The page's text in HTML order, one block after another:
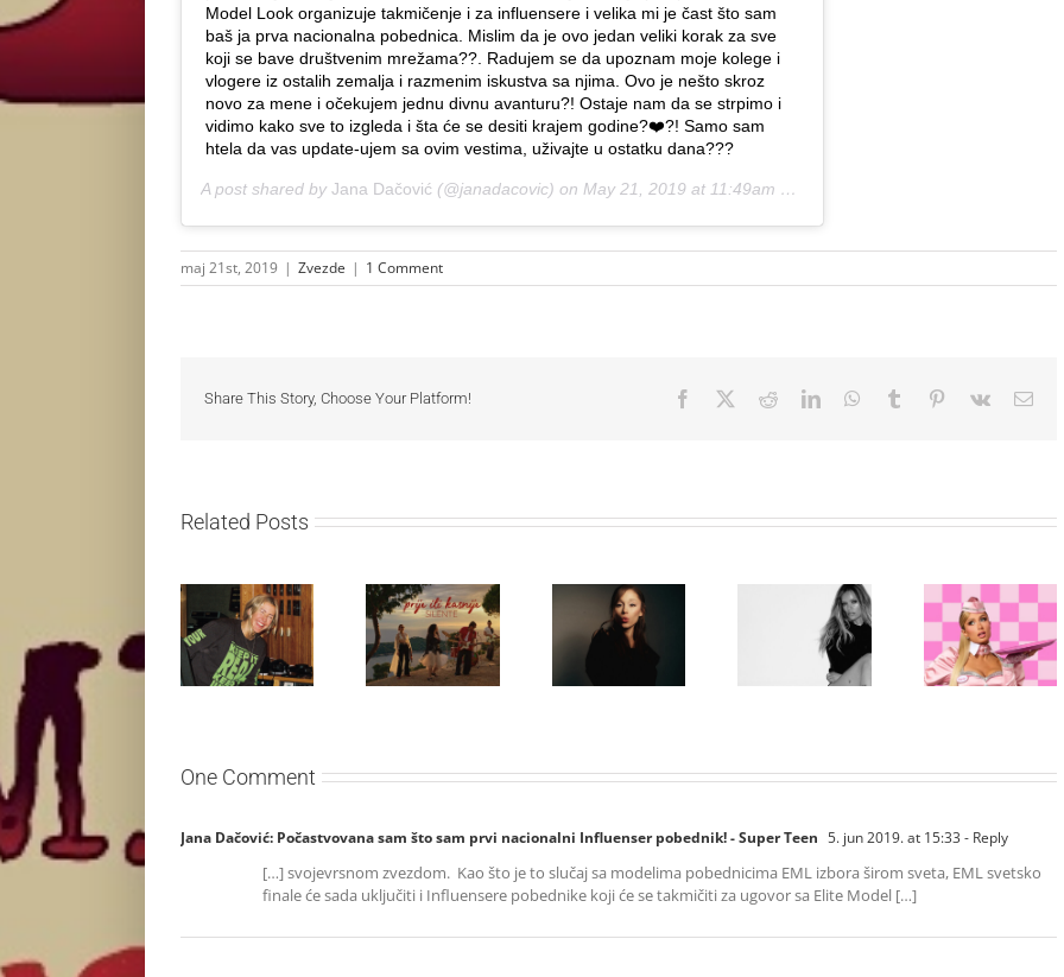
Model Look organizuje takmičenje i za influensere i velika mi je čast što sam
baš ja prva nacionalna pobednica. Mislim da je ovo jedan veliki korak za sve
koji se bave društvenim mrežama??. Radujem se da upoznam moje kolege i
vlogere iz ostalih zemalja i razmenim iskustva sa njima. Ovo je nešto skroz
novo za mene i očekujem jednu divnu avanturu?! Ostaje nam da se strpimo i
vidimo kako sve to izgleda i šta će se desiti krajem godine?❤️?! Samo sam
htela da vas update-ujem sa ovim vestima, uživajte u ostatku dana???
A post shared by Jana Dačović (@janadacovic) on May 21, 2019 at 11:49am PDT
maj 21st, 2019 | Zvezde | 1 Comment
Share This Story, Choose Your Platform! Facebook RedditLinkedInWhatsApp
Tumblr Pinterest
Vk
Related Posts
Ellie Goulding
otkriva nežniju
stranu novim
Silente
objavio novi
Ariana Grande
objavila singl
„Matadora“ i
najavila novi
album „No Me
avgusta
Paris Hilton
ponovo u ulozi
„Gloss Boss“
u kampanji
NYX
Volume 2
One Comment
Jana Dačović: Počastvovana sam što sam prvi nacionalni Influenser pobednik! - Super Teen 5. jun 2019. at 15:33- Reply
[…] svojevrsnom zvezdom. Kao što je to slučaj sa modelima pobednicima EML izbora širom sveta, EML svetsko
finale će sada uključiti i Influensere pobednike koji će se takmičiti za ugovor sa Elite Model […]